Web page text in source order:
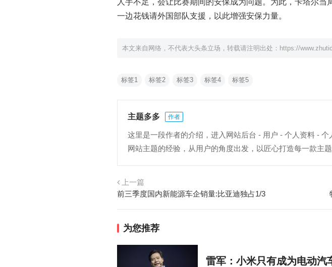
人手不足，会让比赛期间的安保成为问题。为此，卡塔尔当
一边花钱请外国部队支援，以此增强安保力量。
本文来自网络，不代表大头条立场，转载请注明出处： https://
标签1 标签2 标签3 标签4 标签5
主题多多 作者
这里是一段作者的介绍，进入网站后台 - 用户 - 个人资料 -
网站主题的经验，从用户的角度出发，以匠心打造每一款主题
上一篇
前三季度国内新能源车企销量:比亚迪独占1/3
为您推荐
雷军：小米只有成为电动汽